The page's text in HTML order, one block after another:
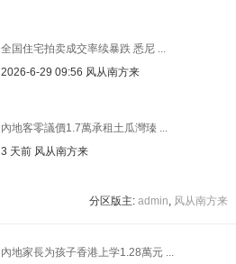
全国住宅拍卖成交率续暴跌 悉尼 ...
2026-6-29 09:56 风从南方来
內地客零議價1.7萬承租土瓜灣瑧 ...
3 天前 风从南方来
分区版主: admin, 风从南方来
內地家長为孩子香港上学1.28萬元 ...